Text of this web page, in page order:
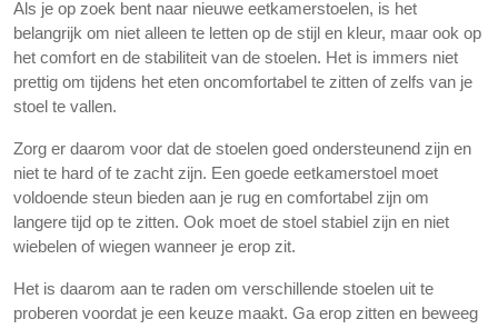
Als je op zoek bent naar nieuwe eetkamerstoelen, is het
belangrijk om niet alleen te letten op de stijl en kleur, maar ook op
het comfort en de stabiliteit van de stoelen. Het is immers niet
prettig om tijdens het eten oncomfortabel te zitten of zelfs van je
stoel te vallen.
Zorg er daarom voor dat de stoelen goed ondersteunend zijn en
niet te hard of te zacht zijn. Een goede eetkamerstoel moet
voldoende steun bieden aan je rug en comfortabel zijn om
langere tijd op te zitten. Ook moet de stoel stabiel zijn en niet
wiebelen of wiegen wanneer je erop zit.
Het is daarom aan te raden om verschillende stoelen uit te
proberen voordat je een keuze maakt. Ga erop zitten en beweeg